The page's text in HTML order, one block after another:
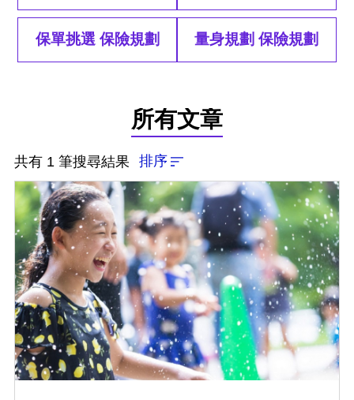
保單挑選 保險規劃 量身規劃 保險規劃
所有文章
共有 1 筆搜尋結果 排序
排序
依近一個月熱門度
依上架時間新至舊